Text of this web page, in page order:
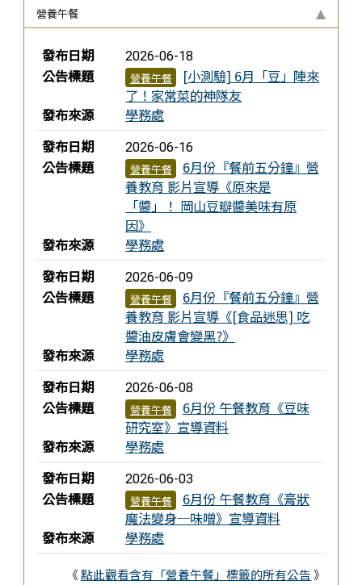
營養午餐
新聞列表
發布日期 2026-06-18
公告標題 營養午餐
[小測驗] 6月「豆」陣來
了！家常菜的神隊友
發布來源
學務處
發布日期
2026-06-16
公告標題 營養午餐
6月份『餐前五分鐘』營
養教育 影片宣導《原來是
「醬」！ 岡山豆瓣醬美味有原
因》
發布來源
學務處
發布日期
2026-06-09
公告標題 營養午餐
6月份『餐前五分鐘』營
養教育 影片宣導《[食品迷思] 吃
醬油皮膚會變黑?》
發布來源
學務處
發布日期
2026-06-08
公告標題 營養午餐
6月份 午餐教育《豆味
研究室》宣導資料
發布來源
學務處
發布日期
2026-06-03
公告標題 營養午餐
6月份 午餐教育《膏狀
魔法變身─味噌》宣導資料
發布來源
學務處
《點此觀看含有「營養午餐」標籤的所有公告》